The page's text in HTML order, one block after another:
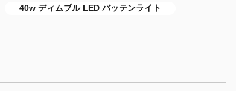
40w ディムブル LED バッテンライト